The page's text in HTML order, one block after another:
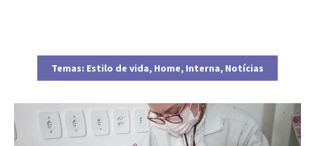
Temas: Estilo de vida, Home, Interna, Notícias